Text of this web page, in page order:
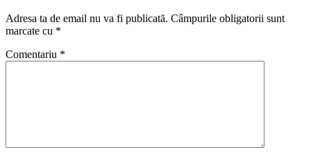
Adresa ta de email nu va fi publicată. Câmpurile obligatorii sunt
marcate cu *
Comentariu *